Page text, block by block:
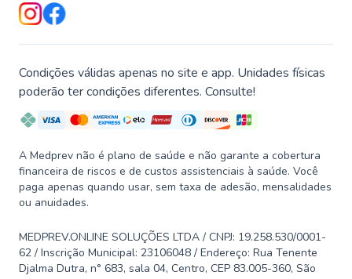
Condições válidas apenas no site e app. Unidades físicas
poderão ter condições diferentes. Consulte!
A Medprev não é plano de saúde e não garante a cobertura
financeira de riscos e de custos assistenciais à saúde. Você
paga apenas quando usar, sem taxa de adesão, mensalidades
ou anuidades.
MEDPREV.ONLINE SOLUÇÕES LTDA / CNPJ: 19.258.530/0001-
62 / Inscrição Municipal: 23106048 / Endereço: Rua Tenente
Djalma Dutra, n° 683, sala 04, Centro, CEP 83.005-360, São